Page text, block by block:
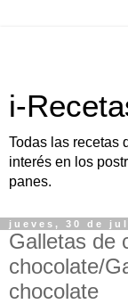
i-
Todas las recetas
interés en los
panes.
jueves, 30 de
Galletas de
chocolate/
chocolate